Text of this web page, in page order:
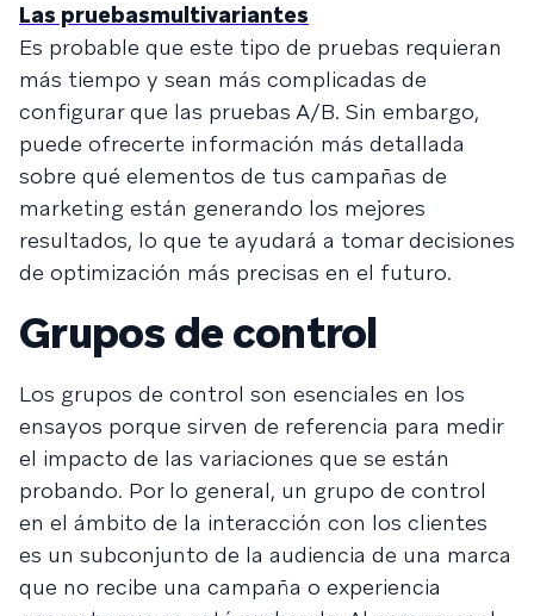
Las pruebasmultivariantes
Es probable que este tipo de pruebas requieran
más tiempo y sean más complicadas de
configurar que las pruebas A/B. Sin embargo,
puede ofrecerte información más detallada
sobre qué elementos de tus campañas de
marketing están generando los mejores
resultados, lo que te ayudará a tomar decisiones
de optimización más precisas en el futuro.
Grupos de control
Los grupos de control son esenciales en los
ensayos porque sirven de referencia para medir
el impacto de las variaciones que se están
probando. Por lo general, un grupo de control
en el ámbito de la interacción con los clientes
es un subconjunto de la audiencia de una marca
que no recibe una campaña o experiencia